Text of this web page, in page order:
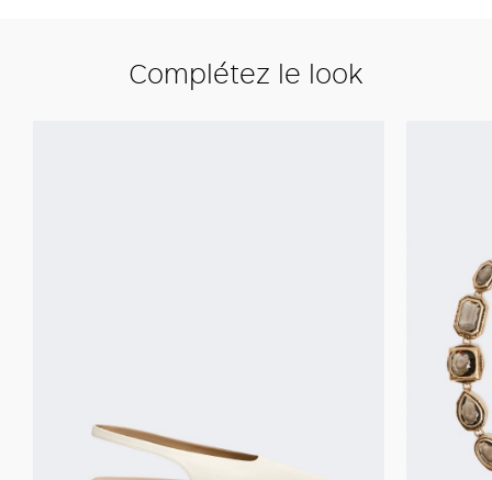
Complétez le look